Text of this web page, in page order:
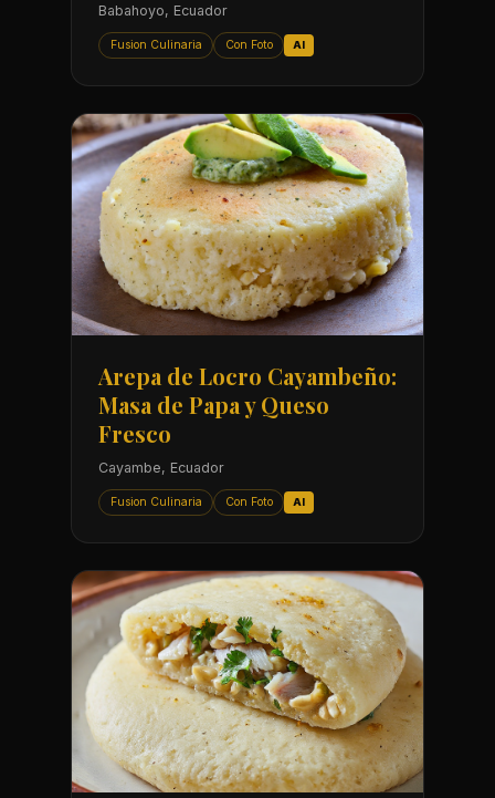
Babahoyo, Ecuador
Fusion Culinaria Con Foto AI
Arepa de Locro Cayambeño:
Masa de Papa y Queso
Fresco
Cayambe, Ecuador
Fusion Culinaria Con Foto AI